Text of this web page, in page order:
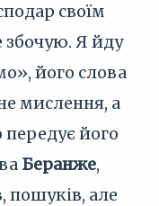
своїм
збочую. Я йду
його слова
мислення, а
передує його
Беранже,
пошуків, але